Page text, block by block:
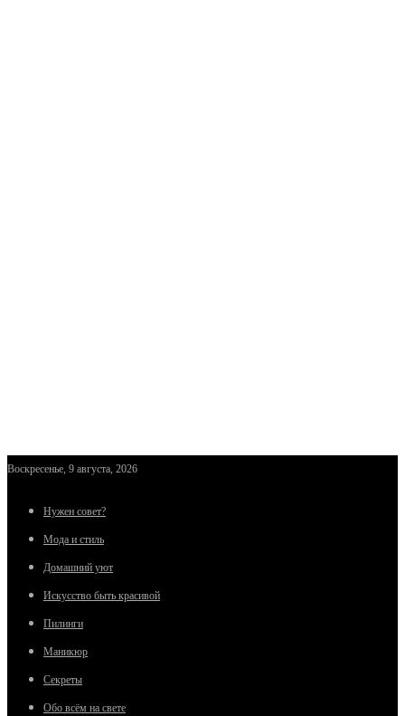
Воскресенье, 9 августа, 2026
Нужен совет?
Мода и стиль
Домашний уют
Искусство быть красивой
Пилинги
Маникюр
Секреты
Обо всём на свете